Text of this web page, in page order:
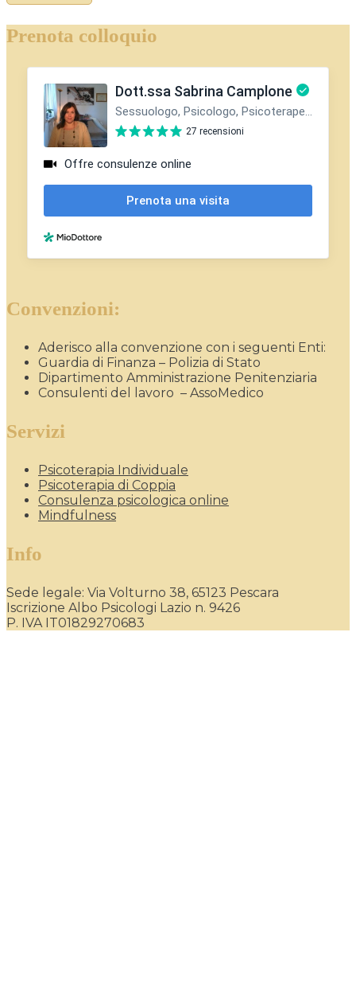
Prenota colloquio
Convenzioni:
Aderisco alla convenzione con i seguenti Enti:
Guardia di Finanza – Polizia di Stato
Dipartimento Amministrazione Penitenziaria
Consulenti del lavoro – AssoMedico
Servizi
Psicoterapia Individuale
Psicoterapia di Coppia
Consulenza psicologica online
Mindfulness
Info
Sede legale: Via Volturno 38, 65123 Pescara
Iscrizione Albo Psicologi Lazio n. 9426
P. IVA IT01829270683